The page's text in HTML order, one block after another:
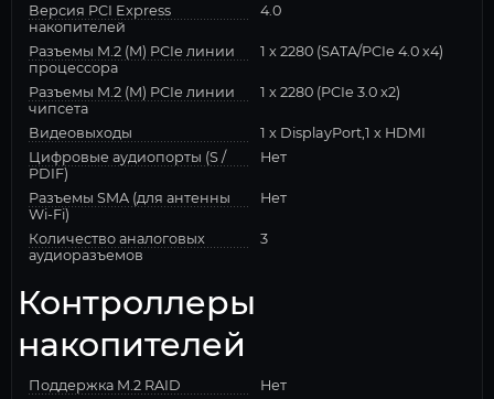
Версия PCI Express
накопителей
4.0
Разъемы M.2 (M) PCIe линии
процессора
1 x 2280 (SATA/PCIe 4.0 x4)
Разъемы M.2 (M) PCIe линии
чипсета
1 x 2280 (PCIe 3.0 x2)
Видеовыходы
1 x DisplayPort,1 x HDMI
Цифровые аудиопорты (S /
PDIF)
Нет
Разъемы SMA (для антенны
Wi-Fi)
Нет
Количество аналоговых
аудиоразъемов
3
Контроллеры
накопителей
Поддержка M.2 RAID
Нет